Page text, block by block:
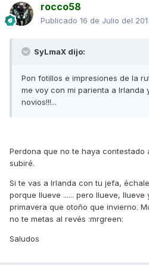
rocco58
Publicado 16 de Julio del
SyLmaX dijo:
Pon fotillos e impresiones de la
me voy con mi parienta a Irlanda
novios!!!...
Perdona que no te haya contestado
subiré.
Si te vas a Irlanda con tu jefa,
porque llueve ...... pero llueve,
primavera que otoño que invierno.
no te metas al revés :mrgreen:
Saludos